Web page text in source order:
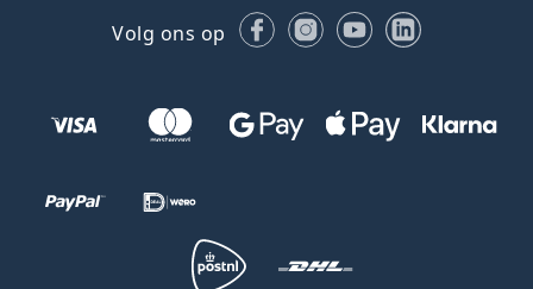
Volg ons op FacebookInstagram
YouTubeLinkedIn